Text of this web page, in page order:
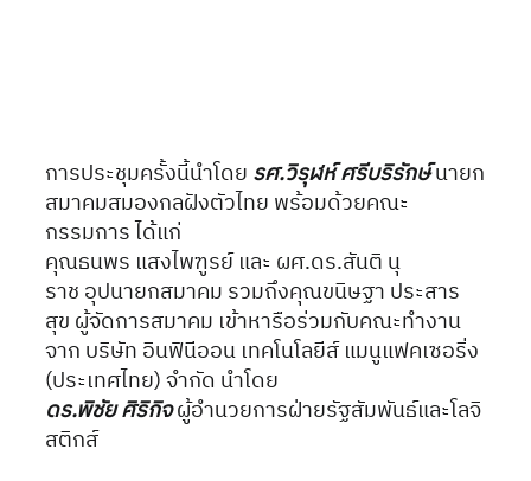
การประชุมครั้งนี้นำโดย รศ.วิรุฬห์ ศรีบริรักษ์ นายก
สมาคมสมองกลฝังตัวไทย พร้อมด้วยคณะ
กรรมการ ได้แก่
คุณธนพร แสงไพฑูรย์ และ ผศ.ดร.สันติ นุ
ราช อุปนายกสมาคม รวมถึงคุณขนิษฐา ประสาร
สุข ผู้จัดการสมาคม เข้าหารือร่วมกับคณะทำงาน
จาก บริษัท อินฟินีออน เทคโนโลยีส์ แมนูแฟคเซอริ่ง
(ประเทศไทย) จำกัด นำโดย
ดร.พิชัย ศิริกิจ ผู้อำนวยการฝ่ายรัฐสัมพันธ์และโลจิ
สติกส์